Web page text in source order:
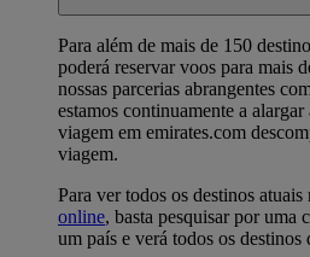
Para além de mais de 150
poderá reservar voos para mais
nossas parcerias abrangentes
estamos continuamente a alargar
viagem em emirates.com
viagem.
Para ver todos os destinos atuais
online, basta pesquisar por uma
um país e verá todos os destinos